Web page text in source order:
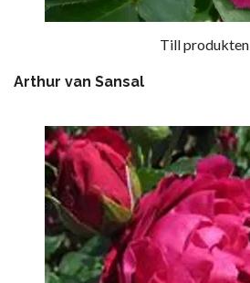
Till produkten
Arthur van Sansal